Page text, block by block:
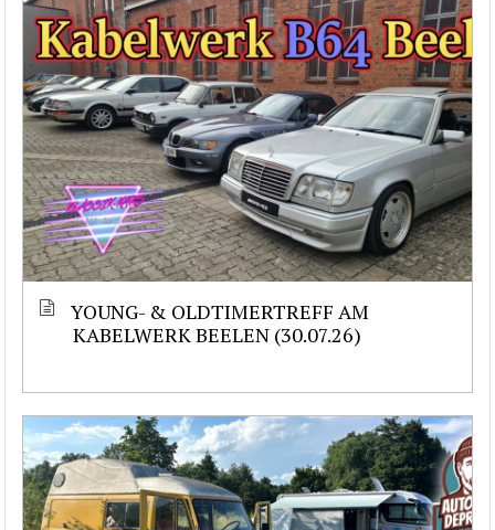
YOUNG- & OLDTIMERTREFF AM
KABELWERK BEELEN (30.07.26)